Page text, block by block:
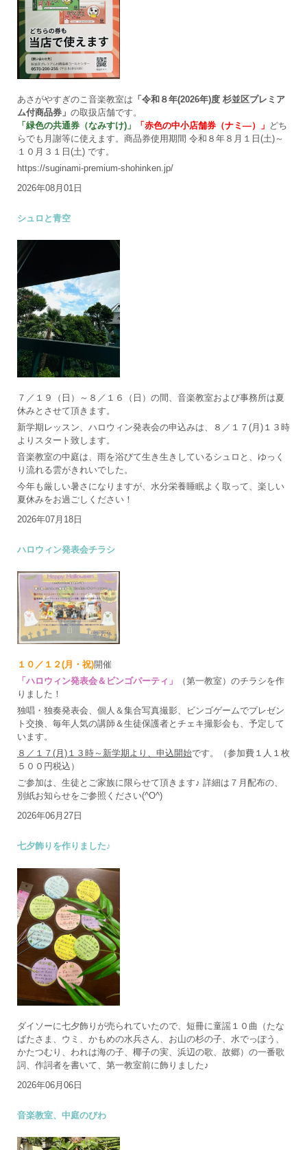
あさがやすぎのこ音楽教室は 「令和８年(2026年)度 杉並区プレミア
ム付商品券」 の取扱店舗です。
「緑色の共通券（なみすけ)」
「赤色の中小店舗券（ナミ―）」 どち
らでも月謝等に使えます。商品券使用期間 令和８年８月１日(土)～
１０月３１日(土) です。
https://suginami-premium-shohinken.jp/
2026年08月01日
シュロと青空
７／１９（日）～８／１６（日）の間、音楽教室および事務所は夏
休みとさせて頂きます。
新学期レッスン、ハロウィン発表会の申込みは、８／１７(月)１３時
よりスタート致します。
音楽教室の中庭は、雨を浴びて生き生きしているシュロと、ゆっく
り流れる雲がきれいでした。
今年も厳しい暑さになりますが、水分栄養睡眠よく取って、楽しい
夏休みをお過ごしください！
2026年07月18日
ハロウィン発表会チラシ
１０／１２(月・祝)開催
「ハロウィン発表会＆ビンゴパーティ」
（第一教室）のチラシを作
りました！
独唱・独奏発表会、個人＆集合写真撮影、ビンゴゲームでプレゼン
ト交換、毎年人気の講師＆生徒保護者とチェキ撮影会も、予定して
います。
８／１７(月)１３時～新学期より、申込開始です。（参加費１人１枚
５００円税込）
ご参加は、生徒とご家族に限らせて頂きます♪ 詳細は７月配布の、
別紙お知らせをご参照ください(^O^)
2026年06月27日
七夕飾りを作りました♪
ダイソーに七夕飾りが売られていたので、短冊に童謡１０曲（たな
ばたさま、ウミ、かもめの水兵さん、お山の杉の子、水でっぽう、
かたつむり、われは海の子、椰子の実、浜辺の歌、故郷）の一番歌
詞、作詞者を書いて、第一教室前に飾りました♪
2026年06月06日
音楽教室、中庭のびわ